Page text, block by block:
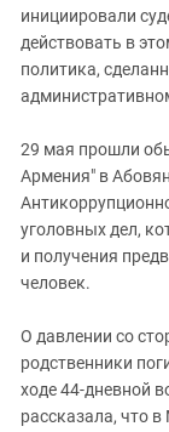
инициировали
действовать в
политика,
29 мая прошли
Армения" в
уголовных дел,
и получения
человек.
О давлении со
родственники
ходе 44-дневной
рассказала, что